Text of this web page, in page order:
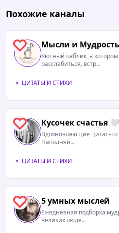
Похожие каналы
0 Мысли и
Уютный паблик, в
расслабиться, встр...
ЦИТАТЫ И СТИХИ
0 Кусочек счастья 🤍
Вдохновляющие цитаты
Наполняй...
ЦИТАТЫ И СТИХИ
0 5 умных мыслей
Ежедневная подборка
великих люде...